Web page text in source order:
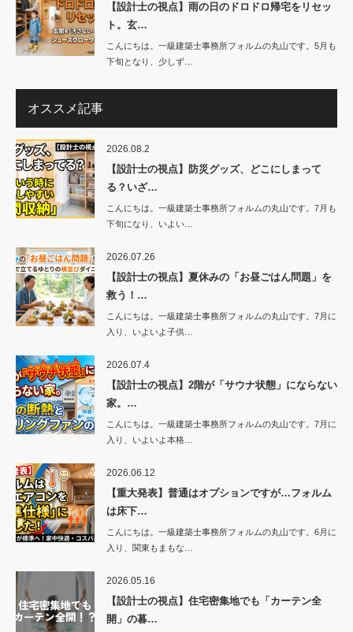
【設計士の視点】雨の日のドロドロ帰宅をリセッ
ト。玄…
こんにちは。一級建築士事務所フォルムの丸山です。5月も
下旬となり、少しず…
オススメ記事
2026.08.2
【設計士の視点】防災グッズ、どこにしまって
る？いざ…
こんにちは。一級建築士事務所フォルムの丸山です。7月も
下旬になり、いよい…
2026.07.26
【設計士の視点】夏休みの「お昼ごはん問題」を
救う！…
こんにちは。一級建築士事務所フォルムの丸山です。7月に
入り、いよいよ子供…
2026.07.4
【設計士の視点】2階が「サウナ状態」にならない
家。…
こんにちは。一級建築士事務所フォルムの丸山です。7月に
入り、いよいよ本格…
2026.06.12
【重大発表】普通はオプションですが…フォルム
は床下…
こんにちは。一級建築士事務所フォルムの丸山です。6月に
入り、関東もまもな…
2026.05.16
【設計士の視点】住宅密集地でも「カーテン全
開」の暮…